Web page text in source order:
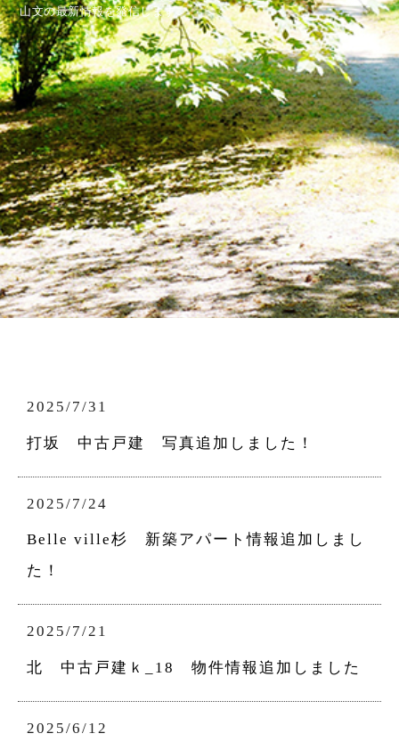
山文の最新情報を発信します
2025/7/31
打坂 中古戸建 写真追加しました！
2025/7/24
Belle ville杉 新築アパート情報追加しまし
た！
2025/7/21
北 中古戸建ｋ_18 物件情報追加しました
2025/6/12